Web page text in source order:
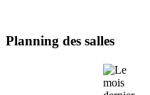
Planning des salles